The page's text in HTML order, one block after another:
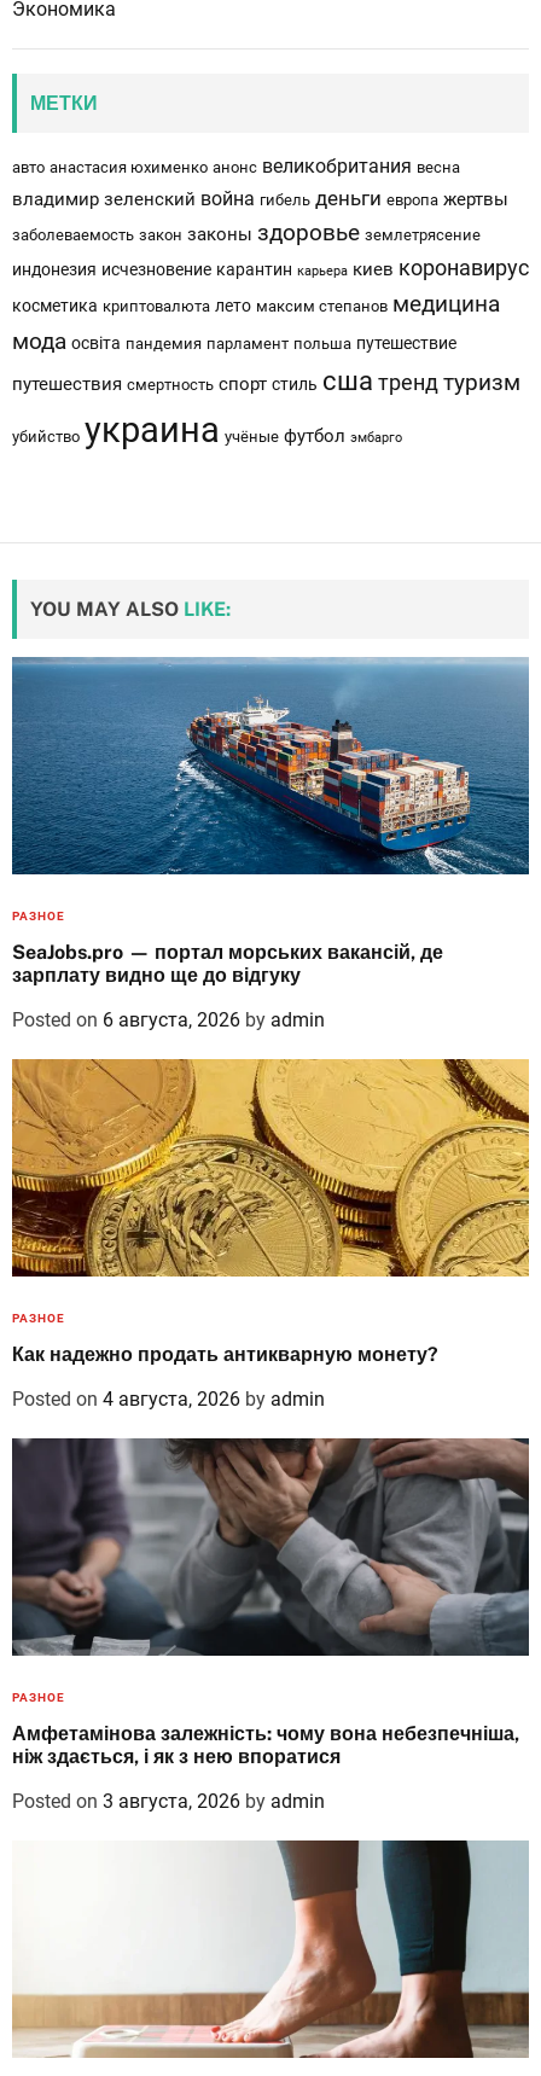
Экономика
МЕТКИ
авто анастасия юхименко анонс великобритания весна
владимир зеленский война гибель деньги европа жертвы
заболеваемость закон законы здоровье землетрясение
индонезия исчезновение карантин карьера киев коронавирус
косметика криптовалюта лето максим степанов медицина
мода освіта пандемия парламент польша путешествие
путешествия смертность спорт стиль сша тренд туризм
убийство украина учёные футбол эмбарго
YOU MAY ALSO LIKE:
РАЗНОЕ
SeaJobs.pro — портал морських вакансій, де
зарплату видно ще до відгуку
Posted on 6 августа, 2026 by admin
РАЗНОЕ
Как надежно продать антикварную монету?
Posted on 4 августа, 2026 by admin
РАЗНОЕ
Амфетамінова залежність: чому вона небезпечніша,
ніж здається, і як з нею впоратися
Posted on 3 августа, 2026 by admin